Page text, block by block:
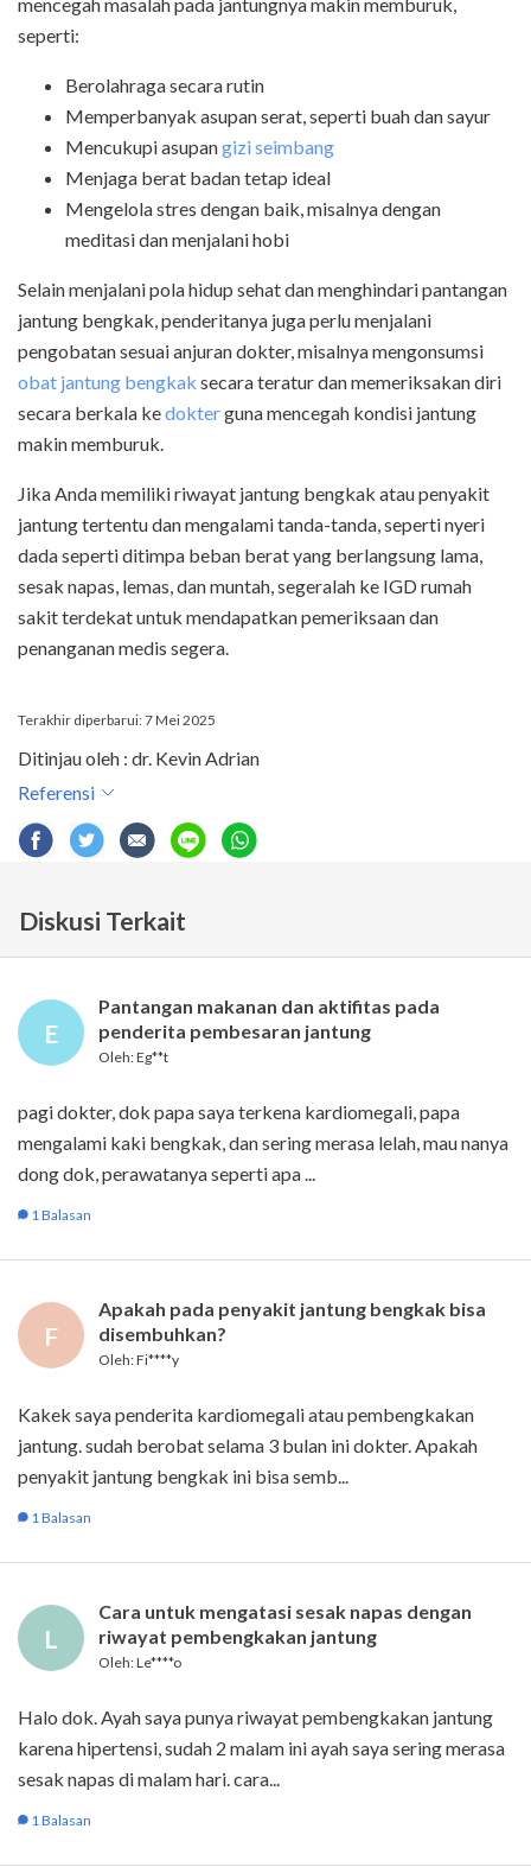
seperti:
Berolahraga secara rutin
Memperbanyak asupan serat, seperti buah dan sayur
Mencukupi asupangizi seimbang
Menjaga berat badan tetap ideal
Mengelola stres dengan baik, misalnya dengan
meditasi dan menjalani hobi
Selain menjalani pola hidup sehat dan menghindari pantangan
jantung bengkak, penderitanya juga perlu menjalani
pengobatan sesuai anjuran dokter, misalnya mengonsumsi
obat jantung bengkak secara teratur dan memeriksakan diri
secara berkala kedokterguna mencegah kondisi jantung
makin memburuk.
Jika Anda memiliki riwayat jantung bengkak atau penyakit
jantung tertentu dan mengalami tanda-tanda, seperti nyeri
dada seperti ditimpa beban berat yang berlangsung lama,
sesak napas, lemas, dan muntah, segeralah ke IGD rumah
sakit terdekat untuk mendapatkan pemeriksaan dan
penanganan medis segera.
Terakhir diperbarui: 7 Mei 2025